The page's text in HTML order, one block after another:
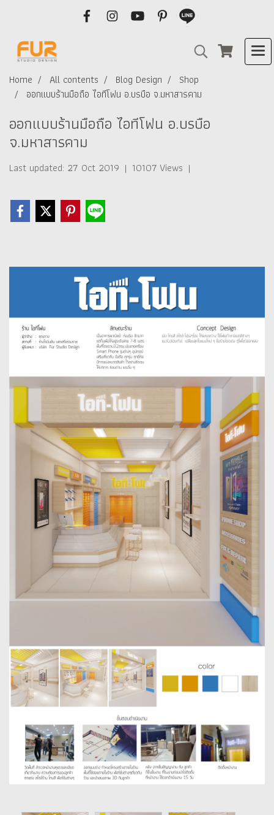
Home All contents Blog Design
Shop
ออกแบบร้านมือถือ ไอทีโฟน อ.บรบือ จ.มหาสารคาม
ออกแบบร้านมือถือ ไอทีโฟน อ.บรบือ
จ.มหาสารคาม
Last updated: 27 Oct 2019 | 10107 Views |